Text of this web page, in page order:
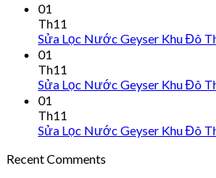
01
Th11
Sửa Lọc Nước Geyser Khu Đô
01
Th11
Sửa Lọc Nước Geyser Khu Đô
01
Th11
Sửa Lọc Nước Geyser Khu Đô
Recent Comments